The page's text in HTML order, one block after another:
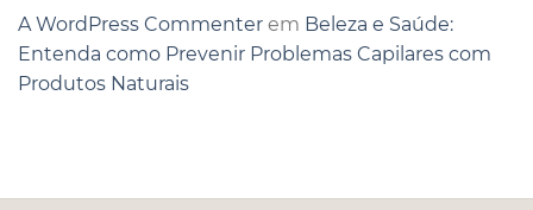
A WordPress Commenter em Beleza e Saúde:
Entenda como Prevenir Problemas Capilares com
Produtos Naturais